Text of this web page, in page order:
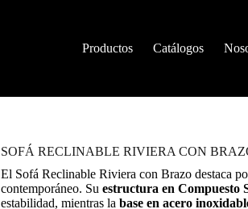
Productos
Catálogos
SOFÁ RECLINABLE RIVIERA CON
El Sofá Reclinable Riviera con Brazo destaca
contemporáneo. Su estructura en Compuesto
estabilidad, mientras la base en acero